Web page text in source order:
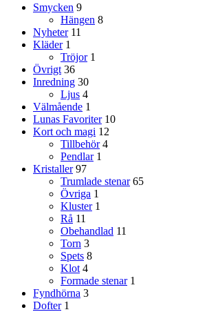
Smycken 9
Hängen 8
Nyheter 11
Kläder 1
Tröjor 1
Övrigt 36
Inredning 30
Ljus 4
Välmående 1
Lunas Favoriter 10
Kort och magi 12
Tillbehör 4
Pendlar 1
Kristaller 97
Trumlade stenar 65
Övriga 1
Kluster 1
Rå 11
Obehandlad 11
Torn 3
Spets 8
Klot 4
Formade stenar 1
Fyndhörna 3
Dofter 1